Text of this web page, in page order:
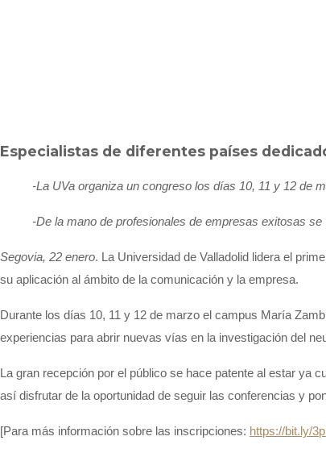
Especialistas de diferentes países
-La UVa organiza un congreso los días 10, 11 y 12 de
-De la mano de profesionales de empresas exitosas
Segovia, 22 enero. La Universidad de Valladolid lidera el
su aplicación al ámbito de la comunicación y la empresa.
Durante los días 10, 11 y 12 de marzo el campus María
experiencias para abrir nuevas vías en la investigación del
La gran recepción por el público se hace patente al estar ya
así disfrutar de la oportunidad de seguir las conferencias y
[Para más información sobre las inscripciones: https://bit.ly/